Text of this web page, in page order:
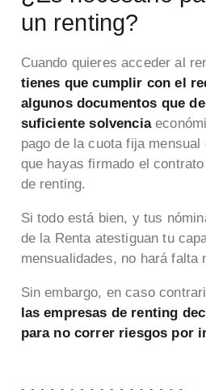
un renting?
Cuando quieres acceder al
tienes que cumplir con el
algunos documentos que
suficiente solvencia
pago de la cuota fija
que hayas firmado el
de renting.
Si todo está bien, y tus
de la Renta atestiguan tu
mensualidades, no hará falta
Sin embargo, en caso
las empresas de renting
para no correr riesgos por